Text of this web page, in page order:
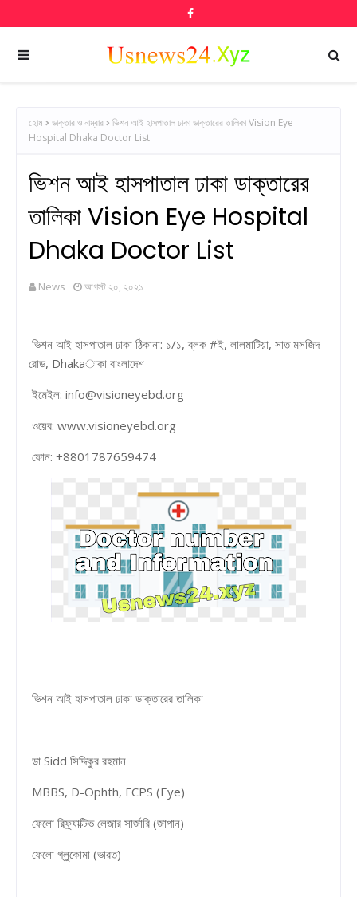
হোম ডাক্তার ও নাম্বার
ভিশন আই হাসপাতাল ঢাকা ডাক্তারের তালিকা Vision Eye
Hospital Dhaka Doctor List
ভিশন আই হাসপাতাল ঢাকা ডাক্তারের
তালিকা Vision Eye Hospital
Dhaka Doctor List
News আগস্ট ২০, ২০২১
ভিশন আই হাসপাতাল ঢাকা ঠিকানা: ১/১, ব্লক #ই, লালমাটিয়া, সাত মসজিদ
রোড, Dhakaাকা বাংলাদেশ
ইমেইল: info@visioneyebd.org
ওয়েব: www.visioneyebd.org
ফোন: +8801787659474
ভিশন আই হাসপাতাল ঢাকা ডাক্তারের তালিকা
ডা Sidd সিদ্দিকুর রহমান
MBBS, D-Ophth, FCPS (Eye)
ফেলো রিফ্র্যাক্টিভ লেজার সার্জারি (জাপান)
ফেলো গ্লুকোমা (ভারত)